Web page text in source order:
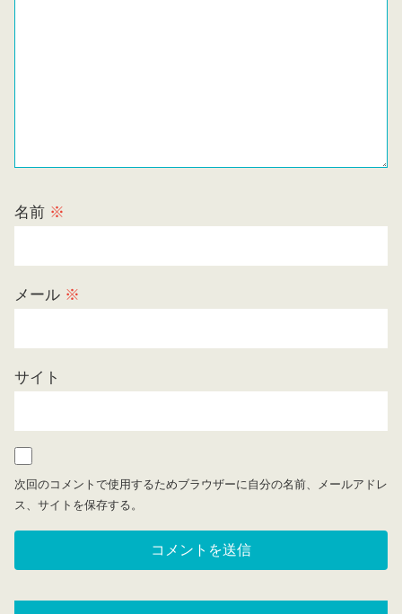
名前 ※
メール ※
サイト
次回のコメントで使用するためブラウザーに自分の名前、メールアドレ
ス、サイトを保存する。